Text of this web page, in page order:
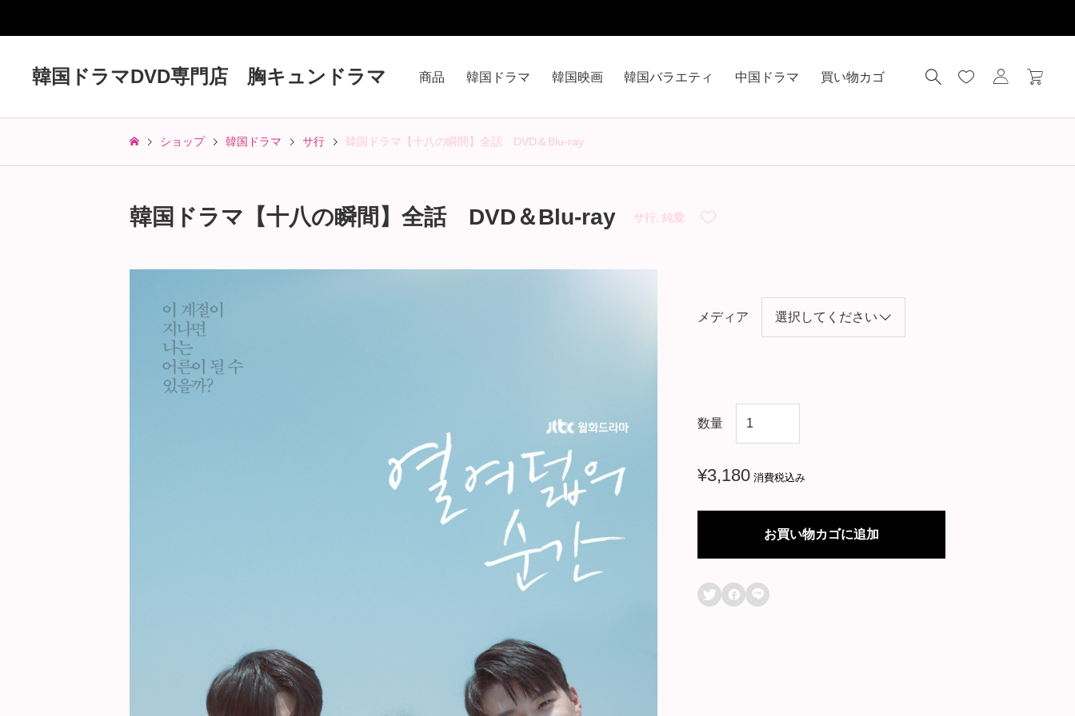
韓国ドラマDVD専門店 胸キュンドラマ 商品 韓国ドラマ 韓国映画 韓国バラエティ 中国ドラマ 買い物カゴ
ショップ 韓国ドラマ サ行 韓国ドラマ【十八の瞬間】全話 DVD＆Blu-ray
韓国ドラマ【十八の瞬間】全話 DVD＆Blu-ray サ行 純愛
メディア
数量
国
ド
八
¥3,180 消費税込み
お買い物カゴに追加
  